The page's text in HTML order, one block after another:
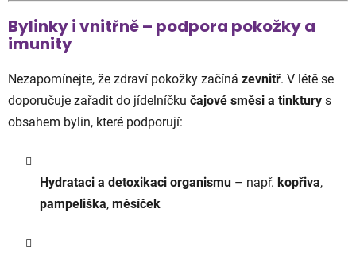
Bylinky i vnitřně – podpora pokožky a
imunity
Nezapomínejte, že zdraví pokožky začíná zevnitř. V létě se
doporučuje zařadit do jídelníčku čajové směsi a tinktury s
obsahem bylin, které podporují:
Hydrataci a detoxikaci organismu – např. kopřiva,
pampeliška, měsíček